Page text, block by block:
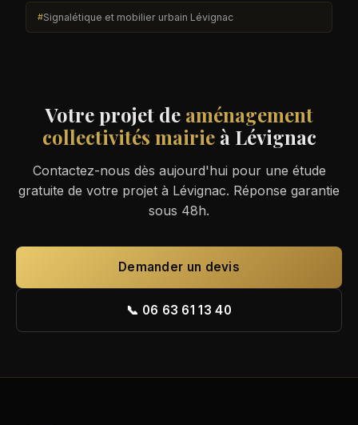
Signalétique et mobilier urbain Lévignac
Votre projet de aménagement
collectivités mairieà Lévignac
Contactez-nous dès aujourd'hui pour une étude
gratuite de votre projet à Lévignac. Réponse garantie
sous 48h.
Demander un devis
📞 06 63 61 13 40